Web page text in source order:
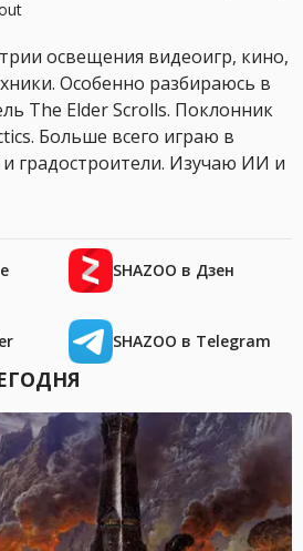
освещения видеоигр, кино,
Особенно разбираюсь в
The Elder Scrolls. Поклонник
Больше всего играю в
градостроители. Изучаю ИИ и
SHAZOO в Дзен
SHAZOO в Telegram